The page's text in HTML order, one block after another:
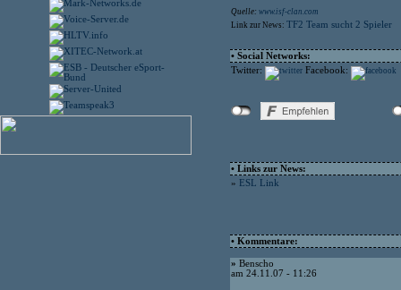
Quelle: www.isf-clan.com
Link zur News: TF2 Team sucht 2 Spieler
• Social Networks:
Twitter:
Facebook:
• Links zur News:
» ESL Link
• Kommentare:
» Benscho
am 24.11.07 - 11:26